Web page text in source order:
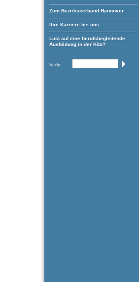
Zum Bezirksverband Hannover
Ihre Karriere bei uns
Lust auf eine berufsbegleitende
Ausbildung in der Kita?
Suche